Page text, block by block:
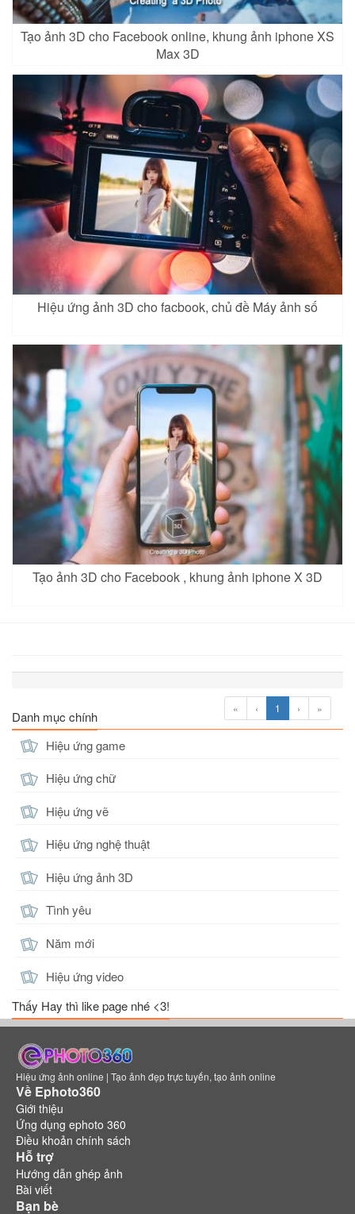
Tạo ảnh 3D cho Facebook online, khung ảnh iphone XS
Max 3D
Hiệu ứng ảnh 3D cho facbook, chủ đề Máy ảnh số
Tạo ảnh 3D cho Facebook , khung ảnh iphone X 3D
« ‹ 1 › »
Danh mục chính
Hiệu ứng game
Hiệu ứng chữ
Hiệu ứng vẽ
Hiệu ứng nghệ thuật
Hiệu ứng ảnh 3D
Tình yêu
Năm mới
Hiệu ứng video
Thấy Hay thì like page nhé <3!
Hiệu ứng ảnh online | Tạo ảnh đẹp trực tuyến, tạo ảnh online
Về Ephoto360
Giới thiệu
Ứng dụng ephoto 360
Điều khoản chính sách
Hỗ trợ
Hướng dẫn ghép ảnh
Bài viết
Bạn bè